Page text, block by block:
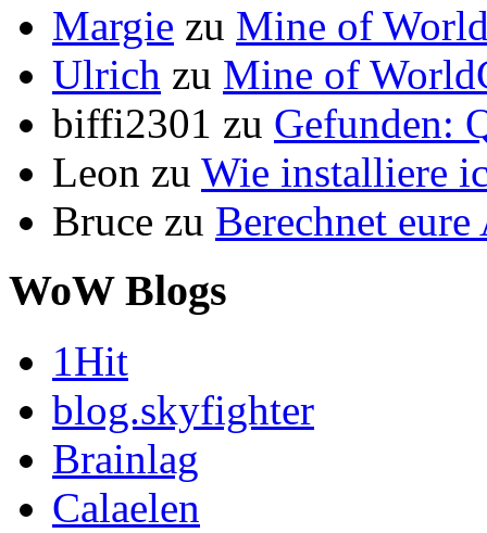
Margie zu Mine of
Ulrich zu Mine of
biffi2301 zu Gefunden:
Leon zu Wie installiere
Bruce zu Berechnet
WoW Blogs
1Hit
blog.skyfighter
Brainlag
Calaelen